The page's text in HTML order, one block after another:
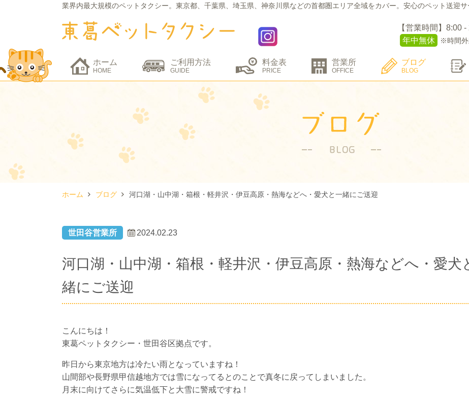
業界内最大規模のペットタクシー。 東京都、千葉県、埼玉県、神奈川県などの首都圏エリア全域をカバー。 安心のペット送迎サ
【営業時間】8:00
年中無休
※時間外
ホーム
HOME
ご利用方法
GUIDE
料金表
PRICE
営業所
OFFICE
ブログ
BLOG
ホーム ブログ 河口湖・山中湖・箱根・軽井沢・伊豆高原・熱海などへ・愛犬と一緒にご送迎
世田谷営業所 2024.02.23
河口湖・山中湖・箱根・軽井沢・伊豆高原・熱海などへ・愛犬
緒にご送迎
こんにちは！
東葛ペットタクシー・世田谷区拠点です。
昨日から東京地方は冷たい雨となっていますね！
山間部や長野県甲信越地方では雪になってるとのことで真冬に戻ってしまいました。
月末に向けてさらに気温低下と大雪に警戒ですね！